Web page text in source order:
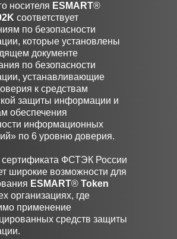
носителя ESMART®
соответствует
по безопасности
которые установлены
документе
по безопасности
устанавливающие
к средствам
защиты информации и
обеспечения
информационных
по 6 уровню доверия.
сертификата ФСТЭК России
широкие возможности для
ESMART® Token
организациях, где
применение
средств защиты